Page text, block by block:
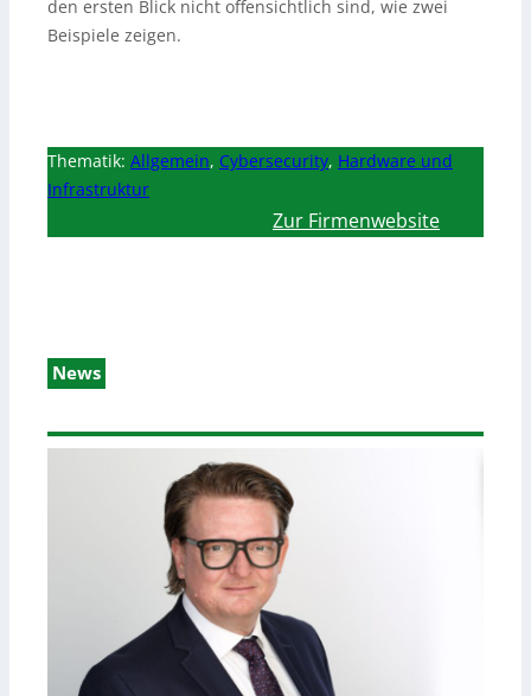
den ersten Blick nicht offensichtlich sind, wie zwei
Beispiele zeigen.
Thematik: Allgemein, Cybersecurity, Hardware und
Infrastruktur
Zur Firmenwebsite
News